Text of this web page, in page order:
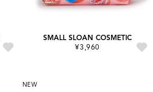
SMALL SLOAN COSMETIC
¥3,960
NEW